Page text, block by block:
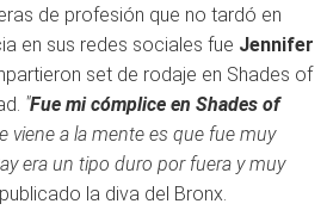
de profesión que no tardó en
en sus redes sociales fue Jennifer
set de rodaje en Shades of
"Fue mi cómplice en Shades of
viene a la mente es que fue muy
era un tipo duro por fuera y muy
la diva del Bronx.